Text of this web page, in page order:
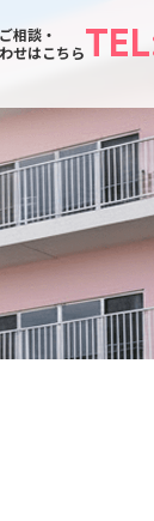
相談・
せはこちら